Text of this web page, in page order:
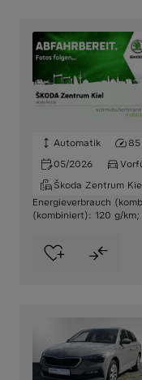
Automatik 85
05/2026
Škoda Zentrum
Energieverbrauch
(kombiniert): 120 g/km;